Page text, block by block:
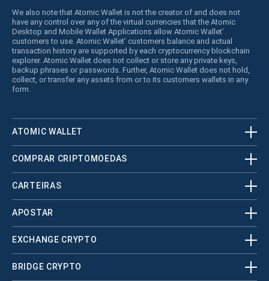
We also note that Atomic Wallet is not the creator of and does not
have any control over any of the virtual currencies that the Atomic
Desktop and Mobile Wallet Applications allow Atomic Wallet’
customers to use. Atomic Wallet’ customers balance and actual
transaction history are supported by each cryptocurrency blockchain
explorer. Atomic Wallet does not collect or store any private keys,
backup phrases or passwords. Further, Atomic Wallet does not hold,
collect, or transfer any assets from or to its customers wallets in any
form.
ATOMIC WALLET
COMPRAR CRIPTOMOEDAS
CARTEIRAS
APOSTAR
EXCHANGE CRYPTO
BRIDGE CRYPTO